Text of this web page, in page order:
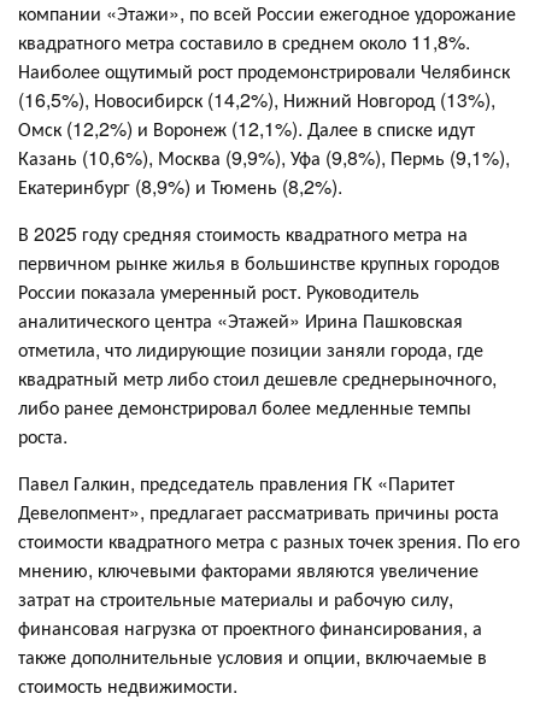
компании «Этажи», по всей России ежегодное удорожание
квадратного метра составило в среднем около 11,8%.
Наиболее ощутимый рост продемонстрировали Челябинск
(16,5%), Новосибирск (14,2%), Нижний Новгород (13%),
Омск (12,2%) и Воронеж (12,1%). Далее в списке идут
Казань (10,6%), Москва (9,9%), Уфа (9,8%), Пермь (9,1%),
Екатеринбург (8,9%) и Тюмень (8,2%).
В 2025 году средняя стоимость квадратного метра на
первичном рынке жилья в большинстве крупных городов
России показала умеренный рост. Руководитель
аналитического центра «Этажей» Ирина Пашковская
отметила, что лидирующие позиции заняли города, где
квадратный метр либо стоил дешевле среднерыночного,
либо ранее демонстрировал более медленные темпы
роста.
Павел Галкин, председатель правления ГК «Паритет
Девелопмент», предлагает рассматривать причины роста
стоимости квадратного метра с разных точек зрения. По его
мнению, ключевыми факторами являются увеличение
затрат на строительные материалы и рабочую силу,
финансовая нагрузка от проектного финансирования, а
также дополнительные условия и опции, включаемые в
стоимость недвижимости.